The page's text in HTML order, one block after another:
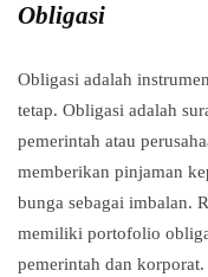
Obligasi
Obligasi adalah
tetap. Obligasi adalah
pemerintah atau
memberikan pinjaman
bunga sebagai imbalan.
memiliki portofolio
pemerintah dan korporat.